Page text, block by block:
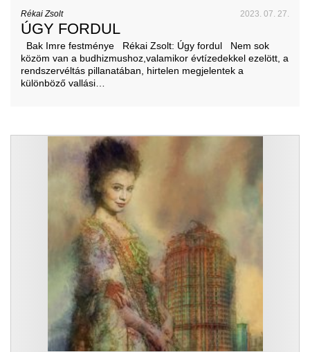
Rékai Zsolt 2023. 07. 27.
ÚGY FORDUL
Bak Imre festménye Rékai Zsolt: Úgy fordul Nem sok
közöm van a budhizmushoz,valamikor évtízedekkel ezelött, a
rendszervéltás pillanatában, hirtelen megjelentek a
különböző vallási…